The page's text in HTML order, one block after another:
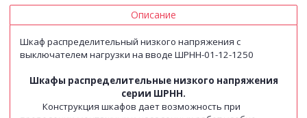
Описание
Шкаф распределительный низкого напряжения с
выключателем нагрузки на вводе ШРНН-01-12-1250
Шкафы распределительные низкого напряжения
серии ШРНН.
Конструкция шкафов дает возможность при